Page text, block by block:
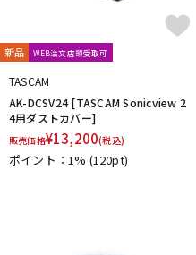
新品 WEB注文店頭受取可
TASCAM
AK-DCSV24 [TASCAM Sonicview 2
4用ダストカバー]
販売価格¥13,200(税込)
ポイント：1% (120pt)